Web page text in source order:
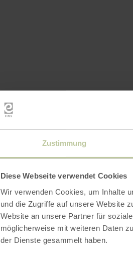
Zustimmung
Diese Webseite verwendet Cookies
Wir verwenden Cookies, um Inhalte
und die Zugriffe auf unsere Website
Website an unsere Partner für
möglicherweise mit weiteren Daten
der Dienste gesammelt haben.